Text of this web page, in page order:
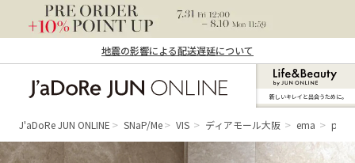
地震の影響による配送遅延について
ン オンライン）
新しいキレイと出合うために。
J'aDoRe JUN ONLINE SNaP/Me VIS ディアモール大阪 ema